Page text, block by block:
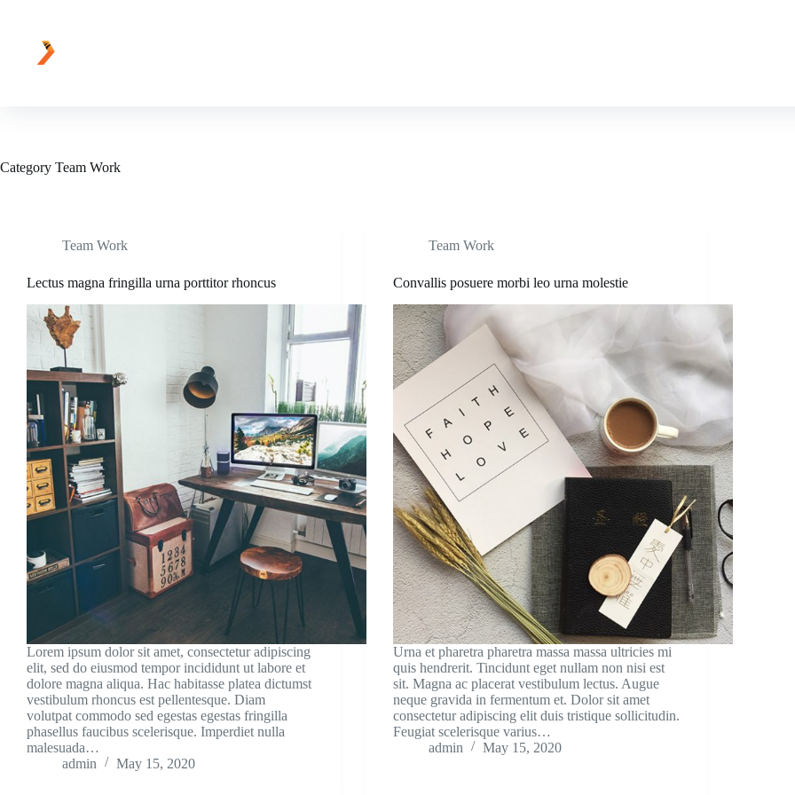
Category Team Work
Team Work
Lectus magna fringilla urna porttitor rhoncus
Lorem ipsum dolor sit amet, consectetur adipiscing
elit, sed do eiusmod tempor incididunt ut labore et
dolore magna aliqua. Hac habitasse platea dictumst
vestibulum rhoncus est pellentesque. Diam
volutpat commodo sed egestas egestas fringilla
phasellus faucibus scelerisque. Imperdiet nulla
malesuada…
admin
May 15, 2020
Team Work
Convallis posuere morbi leo urna molestie
Urna et pharetra pharetra massa massa ultricies mi
quis hendrerit. Tincidunt eget nullam non nisi est
sit. Magna ac placerat vestibulum lectus. Augue
neque gravida in fermentum et. Dolor sit amet
consectetur adipiscing elit duis tristique sollicitudin.
Feugiat scelerisque varius…
admin
May 15, 2020